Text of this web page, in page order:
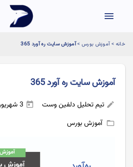
menu
خانه >آموزش بورس>آموزش سایت ره آورد 365
آموزش سایت ره آورد 365
edit تیم تحلیل دلفین وست today
folder_open آموزش بورس